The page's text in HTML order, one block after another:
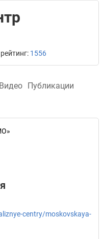
1556
Видео Публикации
centry/moskovskaya-